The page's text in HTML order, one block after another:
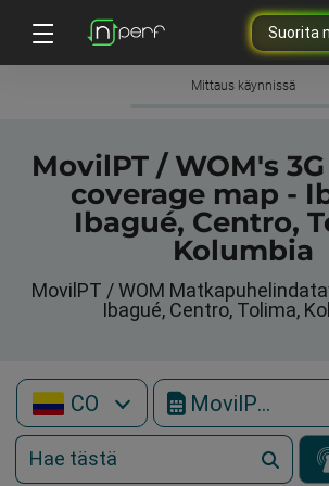
Suorita
Mittaus käynnissä
MovilPT / WOM's
coverage map -
Ibagué, Centro,
Kolumbia
MovilPT / WOM
Ibagué, Centro, Tolima,
CO MovilPT / WOM